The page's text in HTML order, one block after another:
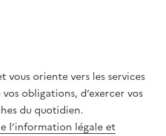
vous oriente vers les services
obligations, d’exercer vos
du quotidien.
l’information légale et